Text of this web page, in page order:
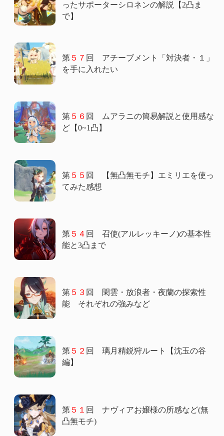
ったサポーターシロネンの解説【2凸ま
で】
第５７ 回 アチーブメント「対決者・１」
を手に入れたい
第５６ 回 ムアラニの簡易解説と使用感な
ど【0~1凸】
第５５ 回 【無凸無モチ】エミリエを使っ
てみた感想
第５４ 回 召使(アルレッキーノ)の基本性
能と3凸まで
第５３ 回 閑雲・放浪者・夜蘭の探索性
能 それぞれの強みなど
第５２ 回 璃月精鋭狩ルート【沈玉の谷
編】
第５１ 回 ナヴィアお嬢様の所感など(無
凸無モチ)